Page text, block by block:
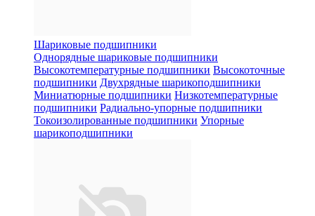
Шариковые подшипники
Однорядные шариковые подшипники
Высокотемпературные подшипники Высокоточные
подшипники Двухрядные шарикоподшипники
Миниатюрные подшипники Низкотемпературные
подшипники Радиально-упорные подшипники
Токоизолированные подшипники Упорные
шарикоподшипники